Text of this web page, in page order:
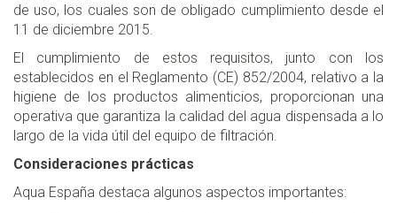
de uso, los cuales son de obligado cumplimiento desde el
11 de diciembre 2015.
El cumplimiento de estos requisitos, junto con los
establecidos en el Reglamento (CE) 852/2004, relativo a la
higiene de los productos alimenticios, proporcionan una
operativa que garantiza la calidad del agua dispensada a lo
largo de la vida útil del equipo de filtración.
Consideraciones prácticas
Aqua España destaca algunos aspectos importantes: